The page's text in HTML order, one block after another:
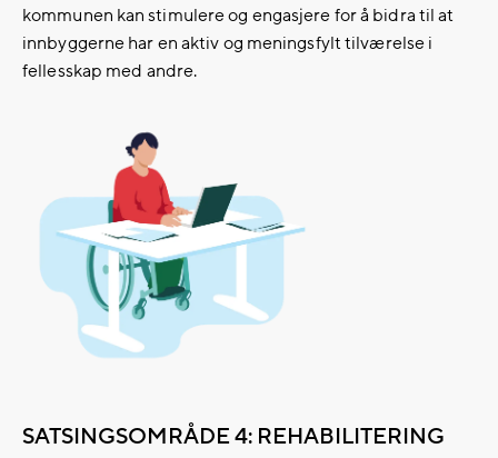
kommunen kan stimulere og engasjere for å bidra til at
innbyggerne har en aktiv og meningsfylt tilværelse i
fellesskap med andre.
SATSINGSOMRÅDE 4: REHABILITERING